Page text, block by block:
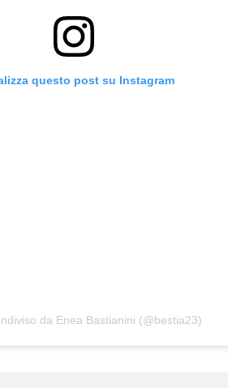
questo post su Instagram
da Enea Bastianini (@bestia23)